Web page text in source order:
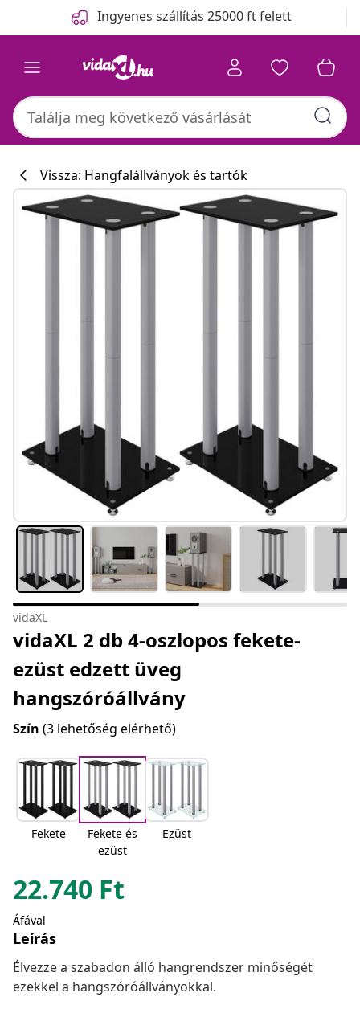
Ingyenes szállítás 25000 ft felett
Vissza: Hangfalállványok és tartók
vidaXL
vidaXL 2 db 4-oszlopos fekete-
ezüst edzett üveg
hangszóróállvány
Szín (3 lehetőség elérhető)
Fekete
Fekete és
ezüst
Ezüst
22.740 Ft
Áfával
Leírás
Élvezze a szabadon álló hangrendszer minőségét
ezekkel a hangszóróállványokkal.